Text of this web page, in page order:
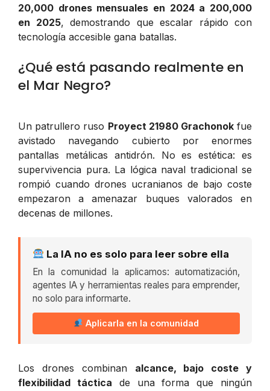
20,000 drones mensuales en 2024 a 200,000
en 2025, demostrando que escalar rápido con
tecnología accesible gana batallas.
¿Qué está pasando realmente en
el Mar Negro?
Un patrullero ruso Proyect 21980 Grachonokfue
avistado navegando cubierto por enormes
pantallas metálicas antidrón. No es estética: es
supervivencia pura. La lógica naval tradicional se
rompió cuando drones ucranianos de bajo coste
empezaron a amenazar buques valorados en
decenas de millones.
La IA no es solo para leer sobre ella
En la comunidad la aplicamos: automatización,
agentes IA y herramientas reales para emprender,
no solo para informarte.
Aplicarla en la comunidad
Los drones combinan alcance, bajo coste y
flexibilidad táctica de una forma que ningún